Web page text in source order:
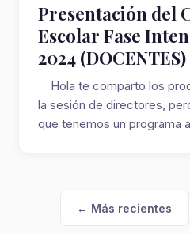
Presentación del
Escolar Fase
2024 (DOCENTES)
Hola te comparto los
la sesión de directores,
que tenemos un programa
← Más recientes